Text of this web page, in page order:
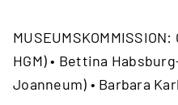
HGM) • Bettina
Joanneum) • Barbara